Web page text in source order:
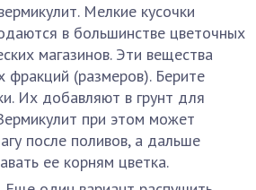
Мелкие кусочки
в большинстве цветочных
магазинов. Эти вещества
фракций (размеров). Берите
Их добавляют в грунт для
при этом может
после поливов, а дальше
ее корням цветка.